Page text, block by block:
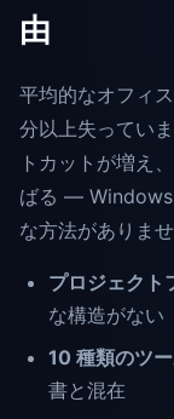
由
平均的なオフィ
分以上失ってい
トカットが増え
ばる — Windows
な方法がありませ
プロジェクト
な構造がない
10 種類のツ
書と混在